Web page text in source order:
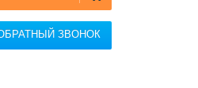
ЗВОНОК